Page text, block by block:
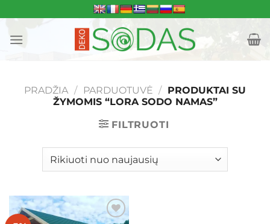
to
content
PRADŽIA / PARDUOTUVĖ / PRODUKTAI SU
ŽYMOMIS “LORA SODO NAMAS”
FILTRUOTI